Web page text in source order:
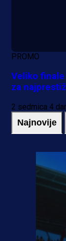
PROMO
Veliko
za
2 sedmica 4
Najnovije